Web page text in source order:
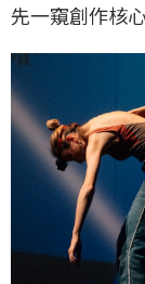
先一窺創作核